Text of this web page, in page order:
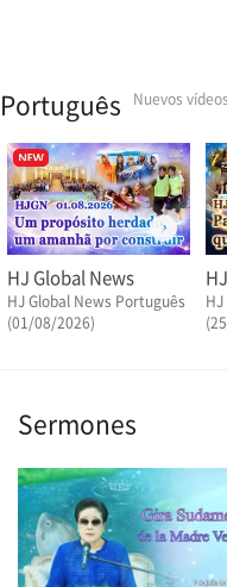
Português Nuevos
HJ Global News
HJ Global News Português
(01/08/2026)
Sermones